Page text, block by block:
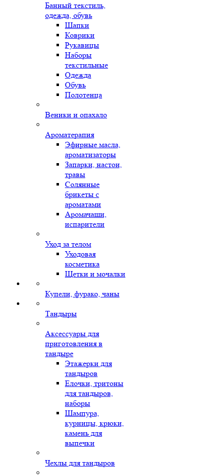
Банный текстиль,
одежда, обувь
Шапки
Коврики
Рукавицы
Наборы
текстильные
Одежда
Обувь
Полотенца
Веники и опахало
Ароматерапия
Эфирные масла,
ароматизаторы
Запарки, настои,
травы
Солянные
брикеты с
ароматами
Аромачаши,
испарители
Уход за телом
Уходовая
косметика
Щетки и мочалки
Купели, фурако, чаны
Тандыры
Аксессуары для
приготовления в
тандыре
Этажерки для
тандыров
Елочки, тритоны
для тандыров,
наборы
Шампура,
курницы, крюки,
камень для
выпечки
Чехлы для тандыров